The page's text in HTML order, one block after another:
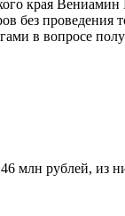
края
без проведения
в вопросе
46 млн рублей,